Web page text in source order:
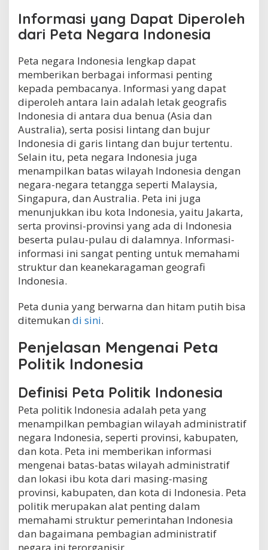
Informasi yang Dapat Diperoleh
dari Peta Negara Indonesia
Peta negara Indonesia lengkap dapat
memberikan berbagai informasi penting
kepada pembacanya. Informasi yang dapat
diperoleh antara lain adalah letak geografis
Indonesia di antara dua benua (Asia dan
Australia), serta posisi lintang dan bujur
Indonesia di garis lintang dan bujur tertentu.
Selain itu, peta negara Indonesia juga
menampilkan batas wilayah Indonesia dengan
negara-negara tetangga seperti Malaysia,
Singapura, dan Australia. Peta ini juga
menunjukkan ibu kota Indonesia, yaitu Jakarta,
serta provinsi-provinsi yang ada di Indonesia
beserta pulau-pulau di dalamnya. Informasi-
informasi ini sangat penting untuk memahami
struktur dan keanekaragaman geografi
Indonesia.
Peta dunia yang berwarna dan hitam putih bisa
ditemukan di sini.
Penjelasan Mengenai Peta
Politik Indonesia
Definisi Peta Politik Indonesia
Peta politik Indonesia adalah peta yang
menampilkan pembagian wilayah administratif
negara Indonesia, seperti provinsi, kabupaten,
dan kota. Peta ini memberikan informasi
mengenai batas-batas wilayah administratif
dan lokasi ibu kota dari masing-masing
provinsi, kabupaten, dan kota di Indonesia. Peta
politik merupakan alat penting dalam
memahami struktur pemerintahan Indonesia
dan bagaimana pembagian administratif